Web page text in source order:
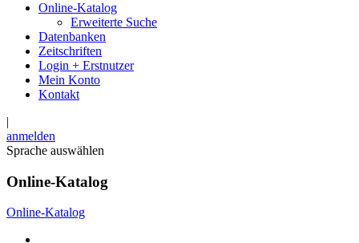
Online-Katalog
Erweiterte Suche
Datenbanken
Zeitschriften
Login + Erstnutzer
Mein Konto
Kontakt
|
anmelden
Sprache auswählen
Online-Katalog
Online-Katalog